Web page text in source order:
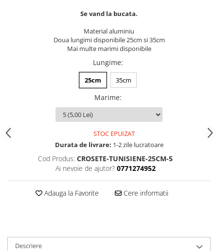
Se vand la bucata.
Material aluminiu
Doua lungimi disponibile 25cm si 35cm
Mai multe marimi disponibile
Lungime:
25cm 35cm
Marime:
STOC EPUIZAT
Durata de livrare: 1-2 zile lucratoare
Cod Produs: CROSETE-TUNISIENE-25CM-5
Ai nevoie de ajutor? 0771274952
Adauga la Favorite Cere informatii
Descriere